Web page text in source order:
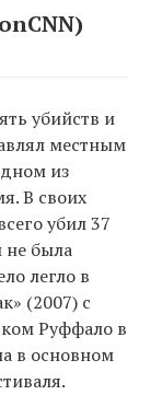
убийств и
местным
из
В своих
убил 37
не была
легло в
(2007) с
Руффало в
в основном